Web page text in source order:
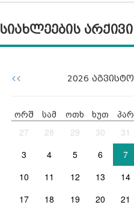
სიახლეების არქივი
<< 2026 აგვისტო
ორშ სამ ოთხ ხუთ პარ
27 28 29 30 31
3
4 5 6 7
10
11 12 13 14
17
18 19 20 21